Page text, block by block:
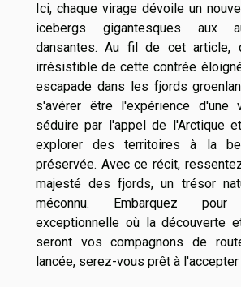
Ici, chaque virage dévoile un
icebergs gigantesques aux
dansantes. Au fil de cet article,
irrésistible de cette contrée
escapade dans les fjords
s'avérer être l'expérience d'une
séduire par l'appel de l'Arctique
explorer des territoires à la
préservée. Avec ce récit,
majesté des fjords, un trésor
méconnu. Embarquez
exceptionnelle où la découverte
seront vos compagnons de
lancée, serez-vous prêt à l'accepter